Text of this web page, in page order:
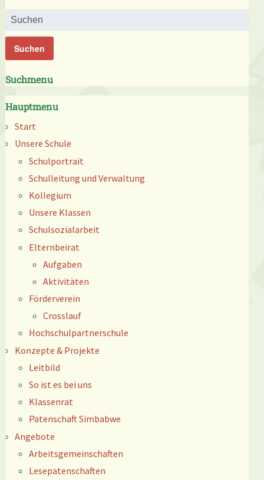
Suchmenu
Hauptmenu
Start
Unsere Schule
Schulportrait
Schulleitung und Verwaltung
Kollegium
Unsere Klassen
Schulsozialarbeit
Elternbeirat
Aufgaben
Aktivitäten
Förderverein
Crosslauf
Hochschulpartnerschule
Konzepte & Projekte
Leitbild
So ist es bei uns
Klassenrat
Patenschaft Simbabwe
Angebote
Arbeitsgemeinschaften
Lesepatenschaften